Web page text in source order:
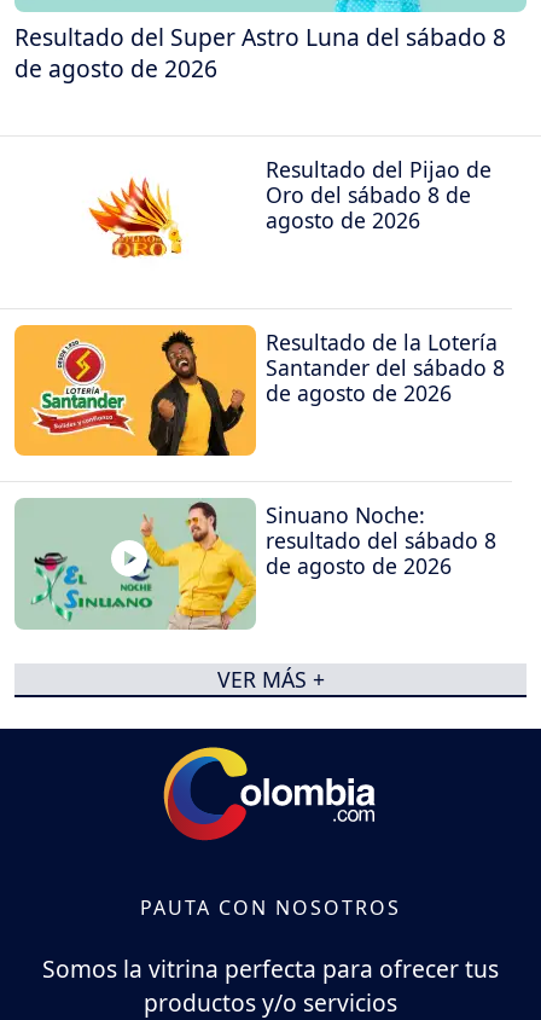
Resultado del Super Astro Luna del sábado 8
de agosto de 2026
Resultado del Pijao de
Oro del sábado 8 de
agosto de 2026
Resultado de la Lotería
Santander del sábado 8
de agosto de 2026
Sinuano Noche:
resultado del sábado 8
de agosto de 2026
VER MÁS +
PAUTA CON NOSOTROS
Somos la vitrina perfecta para ofrecer tus
productos y/o servicios